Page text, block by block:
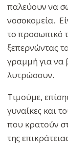
παλεύουν να
νοσοκομεία.
το προσωπικό
ξεπερνώντας
γραμμή για να
λυτρώσουν.
Τιμούμε,
γυναίκες και
που κρατούν
της